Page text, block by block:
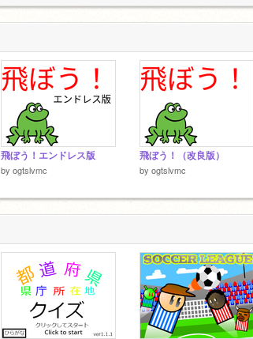
飛ぼう！エンドレス版
by ogtslvmc
飛ぼう！（改良版）
by ogtslvmc